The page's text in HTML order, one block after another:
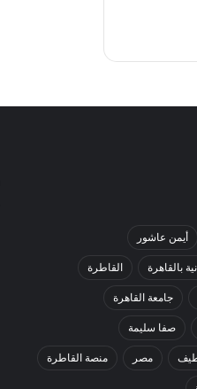
أيمن عاشور
بالقاهرة القاطرة
جامعة القاهرة
صفا سليمة
مصر منصة القاطرة